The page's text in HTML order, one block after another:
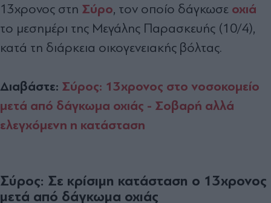
13χρονος στη Σύρο, τον οποίο δάγκωσε οχιά
το μεσημέρι της Μεγάλης Παρασκευής (10/4),
κατά τη διάρκεια οικογενειακής βόλτας.
Διαβάστε: Σύρος: 13χρονος στο νοσοκομείο
μετά από δάγκωμα οχιάς - Σοβαρή αλλά
ελεγχόμενη η κατάσταση
Σύρος: Σε κρίσιμη κατάσταση ο 13χρονος
μετά από δάγκωμα οχιάς